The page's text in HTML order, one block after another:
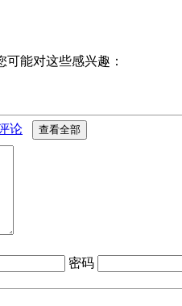
可能对这些感兴趣：
论
密码